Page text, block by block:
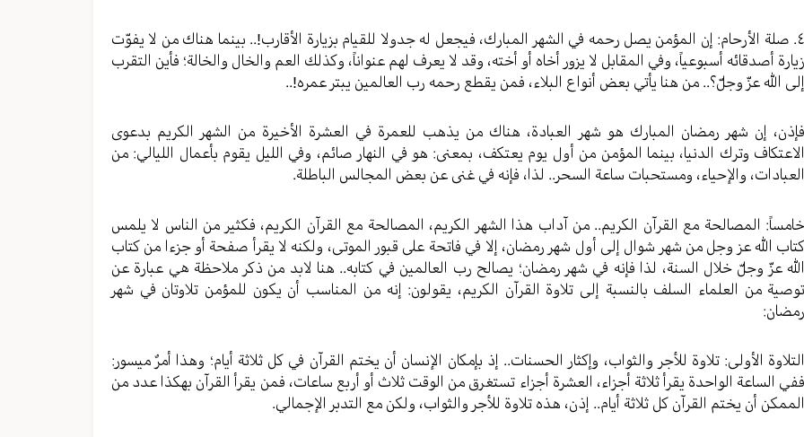
٤. صلة الأرحام: إن المؤمن يصل رحمه في الشهر المبارك، فيجعل له جدولا للقيام بزيارة الأقارب!.. بينما هناك من لا يفوّت
زيارة أصدقائه أسبوعياً، وفي المقابل لا يزور أخاه أو أخته، وقد لا يعرف لهم عنواناً، وكذلك العم والخال والخالة؛ فأين التقرب
إلى الله عزّ وجلّ؟.. من هنا يأتي بعض أنواع البلاء، فمن يقطع رحمه رب العالمين يبتر عمره!..
فإذن، إن شهر رمضان المبارك هو شهر العبادة، هناك من يذهب للعمرة في العشرة الأخيرة من الشهر الكريم بدعوى
الاعتكاف وترك الدنيا، بينما المؤمن من أول يوم يعتكف، بمعنى: هو في النهار صائم، وفي الليل يقوم بأعمال الليالي: من
العبادات، والإحياء، ومستحبات ساعة السحر.. لذا، فإنه في غنى عن بعض المجالس الباطلة.
خامساً: المصالحة مع القرآن الكريم.. من آداب هذا الشهر الكريم، المصالحة مع القرآن الكريم، فكثير من الناس لا يلمس
كتاب الله عز وجل من شهر شوال إلى أول شهر رمضان، إلا في فاتحة على قبور الموتى، ولكنه لا يقرأ صفحة أو جزءا من كتاب
الله عزّ وجلّ خلال السنة، لذا فإنه في شهر رمضان؛ يصالح رب العالمين في كتابه.. هنا لابد من ذكر ملاحظة هي عبارة عن
توصية من العلماء السلف بالنسبة إلى تلاوة القرآن الكريم، يقولون: إنه من المناسب أن يكون للمؤمن تلاوتان في شهر
رمضان:
التلاوة الأولى: تلاوة للأجر والثواب، وإكثار الحسنات.. إذ بإمكان الإنسان أن يختم القرآن في كل ثلاثة أيام؛ وهذا أمرٌ ميسور:
ففي الساعة الواحدة يقرأ ثلاثة أجزاء، العشرة أجزاء تستغرق من الوقت ثلاث أو أربع ساعات، فمن يقرأ القرآن بهكذا عدد من
الممكن أن يختم القرآن كل ثلاثة أيام.. إذن، هذه تلاوة للأجر والثواب، ولكن مع التدبر الإجمالي.